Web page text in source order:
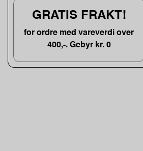
GRATIS FRAKT!
for ordre med vareverdi over
400,-. Gebyr kr. 0